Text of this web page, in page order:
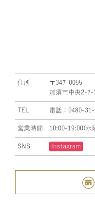
住所
〒347-0055
加須市中央2-
TEL 電話：0480-31-
営業時間 10:00-19:00(水
SNS Instagram